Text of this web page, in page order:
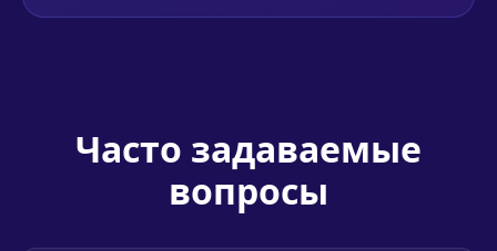
Часто задаваемые
вопросы